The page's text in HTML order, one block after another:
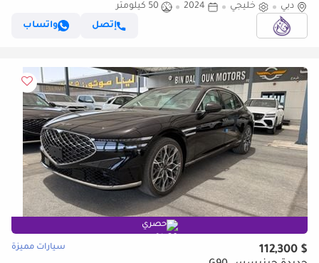
( 1 OF 1) With Warranty + Service
دبي خليجي 2024
50 كيلومتر
إتصل
واتساب
حصري
$ 112,300 سيارات مميزة